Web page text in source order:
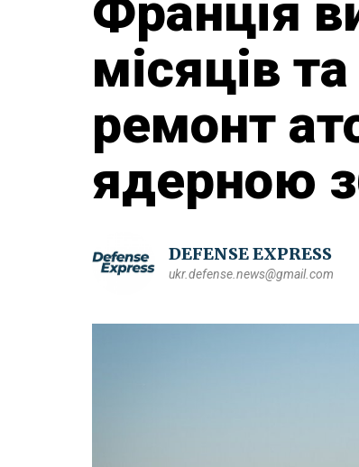
Франція
місяців
ремонт
ядерною
DEFENSE EXPRESS
ukr.defense.news@gmail.com